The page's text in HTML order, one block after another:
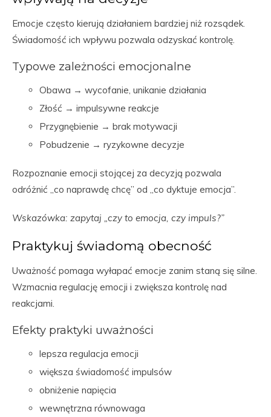
Emocje często kierują działaniem bardziej niż rozsądek.
Świadomość ich wpływu pozwala odzyskać kontrolę.
Typowe zależności emocjonalne
Obawa → wycofanie, unikanie działania
Złość → impulsywne reakcje
Przygnębienie → brak motywacji
Pobudzenie → ryzykowne decyzje
Rozpoznanie emocji stojącej za decyzją pozwala
odróżnić „co naprawdę chcę” od „co dyktuje emocja”.
Wskazówka: zapytaj „czy to emocja, czy impuls?”
Praktykuj świadomą obecność
Uważność pomaga wyłapać emocje zanim staną się silne.
Wzmacnia regulację emocji i zwiększa kontrolę nad
reakcjami.
Efekty praktyki uważności
lepsza regulacja emocji
większa świadomość impulsów
obniżenie napięcia
wewnętrzna równowaga